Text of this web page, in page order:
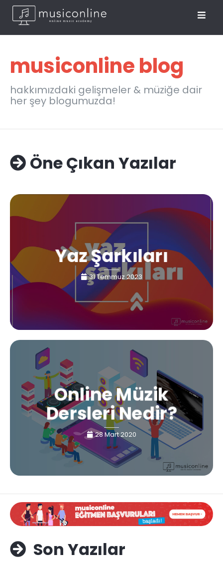
musiconline blog
hakkımızdaki gelişmeler & müziğe dair
her şey blogumuzda!
Öne Çıkan Yazılar
Yaz Şarkıları
31 Temmuz 2023
Online Müzik
Dersleri Nedir?
28 Mart 2020
Son Yazılar